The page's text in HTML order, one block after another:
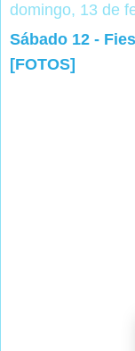
domingo, 13 de
Sábado 12 -
[FOTOS]